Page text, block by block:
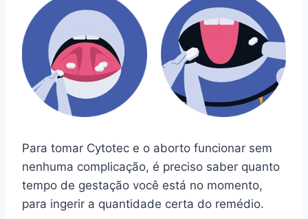
Para tomar Cytotec e o aborto funcionar sem
nenhuma complicação, é preciso saber quanto
tempo de gestação você está no momento,
para ingerir a quantidade certa do remédio.